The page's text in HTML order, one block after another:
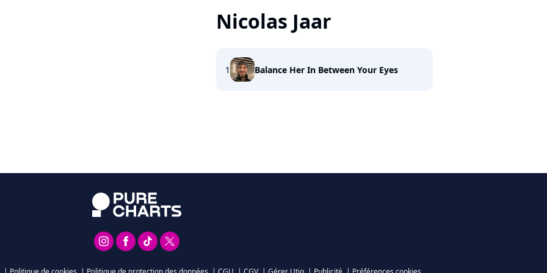
Nicolas Jaar
1 Balance Her In Between Your Eyes